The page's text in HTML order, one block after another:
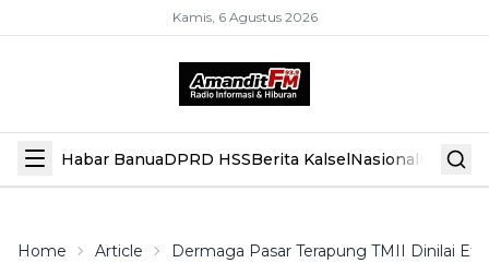
Kamis, 6 Agustus 2026
Habar BanuaDPRD HSSBerita KalselNasional Hiburan
Home Article Dermaga Pasar Terapung TMII Dinilai